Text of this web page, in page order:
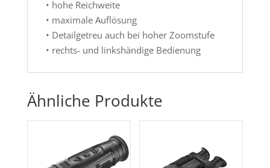
• hohe Reichweite
• maximale Auflösung
• Detailgetreu auch bei hoher Zoomstufe
• rechts- und linkshändige Bedienung
Ähnliche Produkte